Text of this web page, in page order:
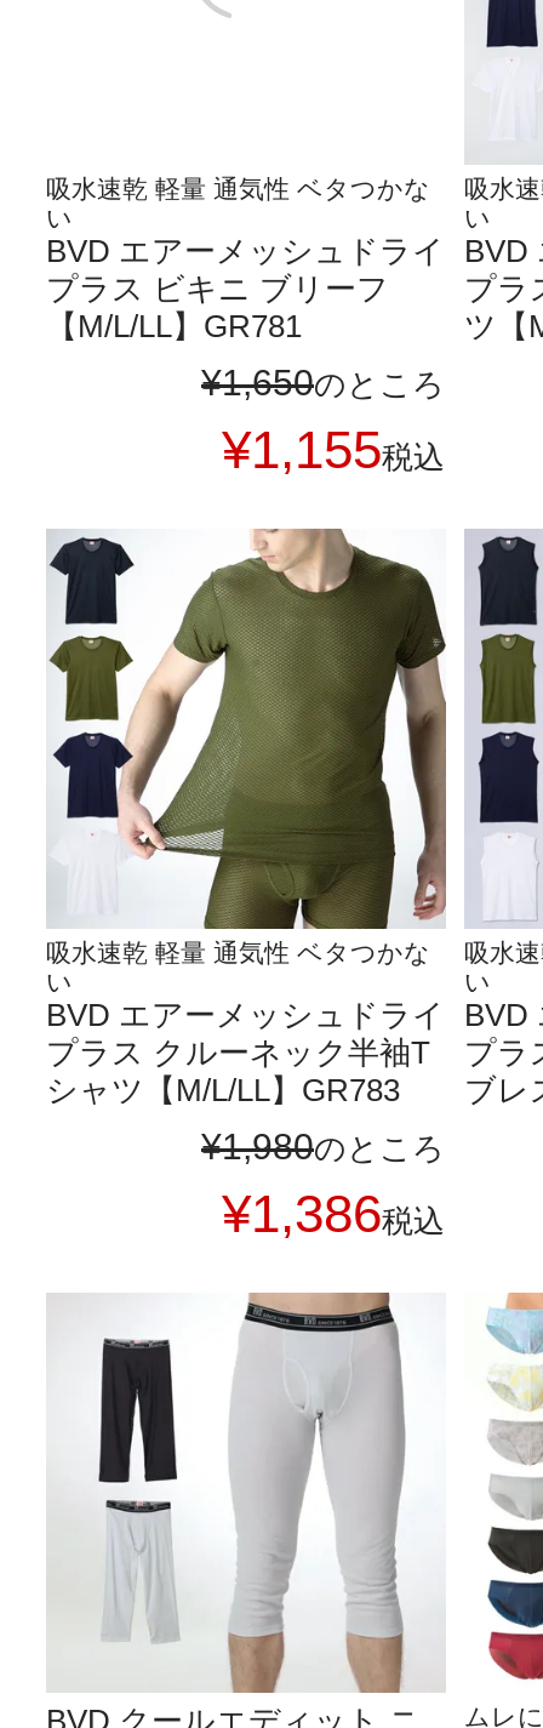
吸水速乾 軽量 通気性 ベタつかな
い
BVD エアーメッシュドライ
プラス ビキニ ブリーフ
【M/L/LL】GR781
¥1,650のところ
¥1,155税込
吸水
い
BVD
プラ
ツ【
吸水速乾 軽量 通気性 ベタつかな
い
BVD エアーメッシュドライ
プラス クルーネック半袖T
シャツ【M/L/LL】GR783
¥1,980のところ
¥1,386税込
吸水
い
BVD
プラ
ブレ
BVD クールエディット ニ ムレ